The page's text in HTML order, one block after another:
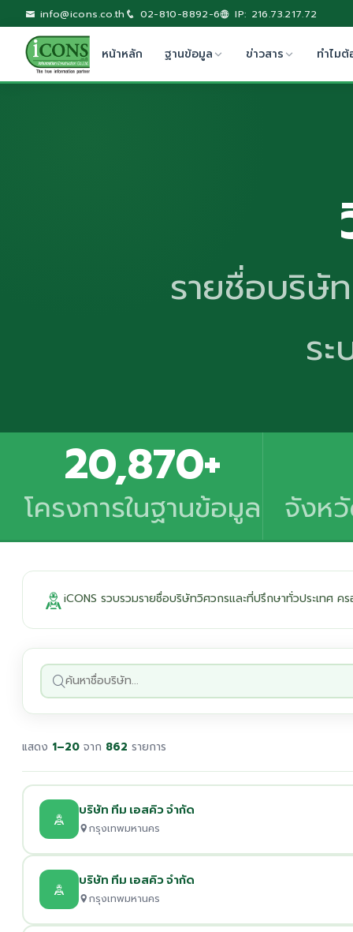
info@icons.co.th 02-810-8892-6 IP: 216.73.217.72
หน้าหลัก ฐานข้อมูล ข่าวสาร ทำไมต้
รายชื่อบริษั
ร
20,870+
โครงการในฐานข้อมูล จังห
iCONS รวบรวมรายชื่อบริษัทวิศวกรและที่ปรึกษาทั่วประเทศ ค
แสดง 1–20 จาก 862 รายการ
บริษัท ทีม เอสคิว จำกัด
กรุงเทพมหานคร
บริษัท ทีม เอสคิว จำกัด
กรุงเทพมหานคร